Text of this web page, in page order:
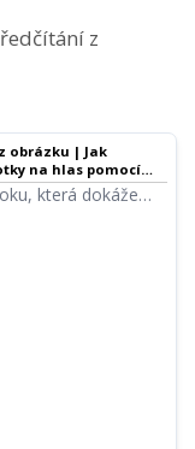
z
obrázku | Jak
na hlas pomocí
která dokáže